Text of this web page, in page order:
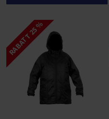
RABATT 25 %